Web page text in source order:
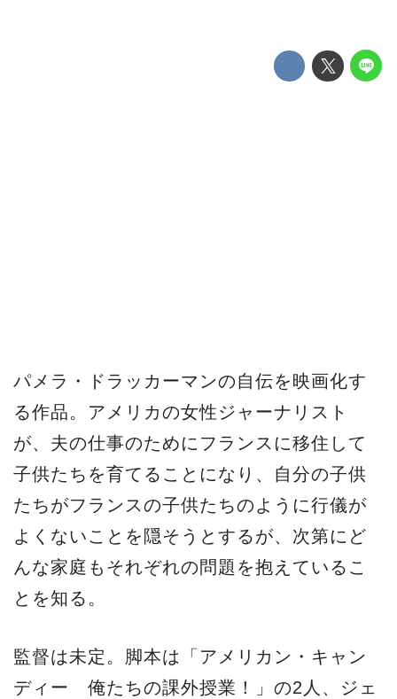
パメラ・ドラッカーマンの自伝を映画化す
る作品。アメリカの女性ジャーナリスト
が、夫の仕事のためにフランスに移住して
子供たちを育てることになり、自分の子供
たちがフランスの子供たちのように行儀が
よくないことを隠そうとするが、次第にど
んな家庭もそれぞれの問題を抱えているこ
とを知る。
監督は未定。脚本は「アメリカン・キャン
ディー 俺たちの課外授業！」の2人、ジェ